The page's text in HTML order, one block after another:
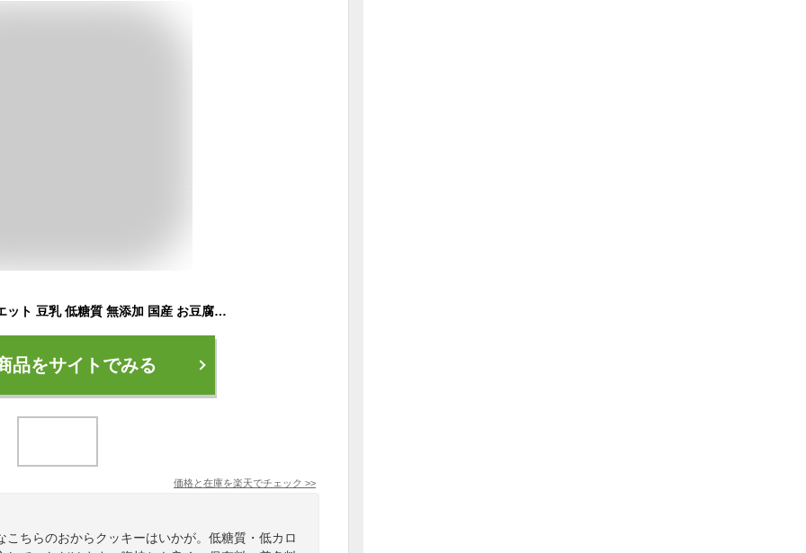
おからクッキー ダイエット 豆乳 低糖質 無添加 国産 お豆腐屋 マクロビ 腹持ち 送料無料 TENTWO-COOKIE8種おからクッキー透明パウチ9個セット 低カロリー 動物性材料不使用 保存料着色料不使用 おやつ 大容量 豆乳おから ダイエットクッキー 持ち歩き 1枚約27Kcal
品をサイトでみる
価格と在庫を楽天でチェック >>
ちらのおからクッキーはいかが。低糖質・低カロ